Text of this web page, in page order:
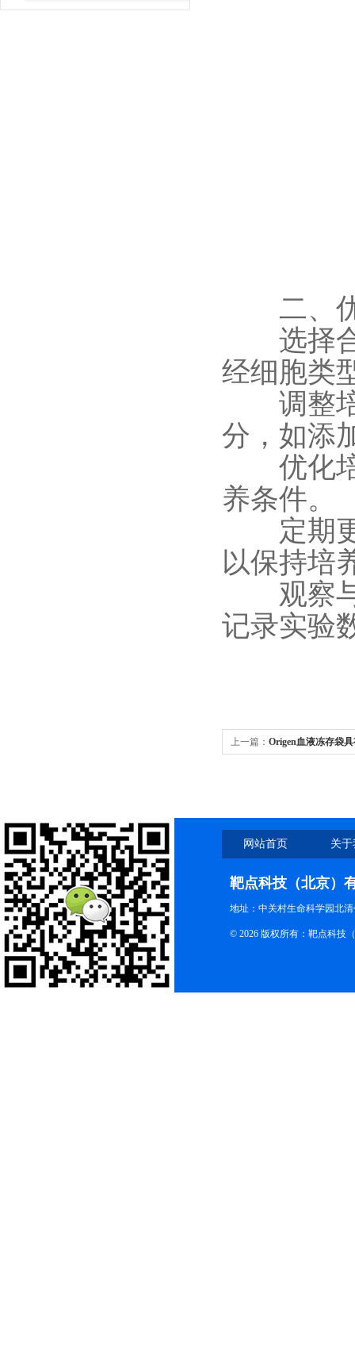
二、优
选择合
经细胞类
调整培
分，如添
优化培
养条件。
定期更
以保持培
观察与
记录实验
上一篇： Origen血液冻存袋
网站首页 关
靶点科技（北京）
地址：中关村生命科学园北
© 2026 版权所有：靶点科技